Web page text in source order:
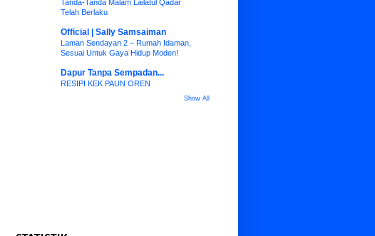
Tanda-Tanda Malam Lailatul Qadar
Telah Berlaku
Official | Sally Samsaiman
Laman Sendayan 2 – Rumah Idaman,
Sesuai Untuk Gaya Hidup Moden!
Dapur Tanpa Sempadan...
RESIPI KEK PAUN OREN
Show All